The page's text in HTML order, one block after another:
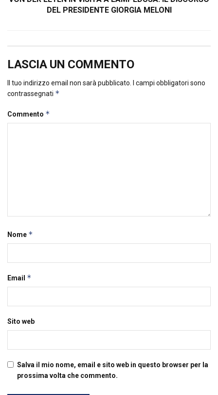
DEL PRESIDENTE GIORGIA MELONI
LASCIA UN COMMENTO
Il tuo indirizzo email non sarà pubblicato. I campi obbligatori sono
contrassegnati *
Commento *
Nome *
Email *
Sito web
Salva il mio nome, email e sito web in questo browser per la
prossima volta che commento.